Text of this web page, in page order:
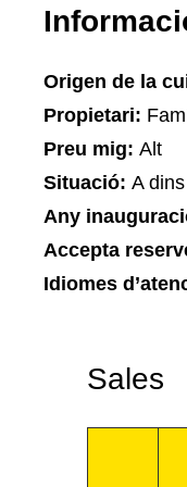
Origen de la
Propietari:
Preu mig: Alt
Situació: A
Any
Accepta
Idiomes
Sales